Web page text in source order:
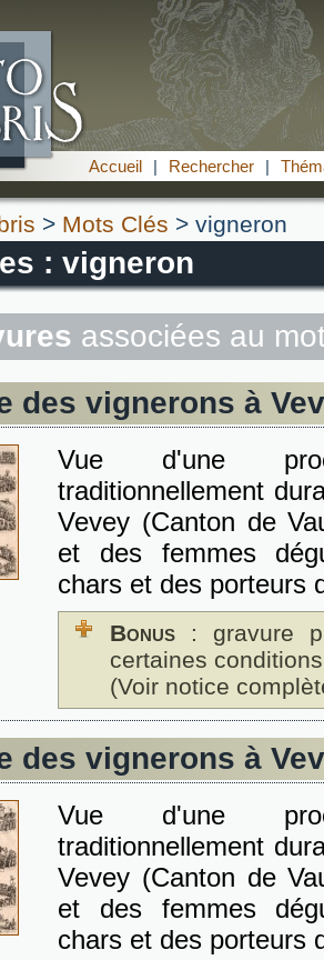
Accueil | Rechercher |
> Mots Clés > vigneron
: vigneron
associées au
des vignerons à
Vue d'une
traditionnellement
Vevey (Canton de
et des femmes
chars et des porteurs
Bonus : gravure
certaines
(Voir notice
des vignerons à
Vue d'une
traditionnellement
Vevey (Canton de
et des femmes
chars et des porteurs